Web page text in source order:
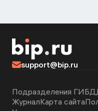
support@bip.ru
Подразделения
ЖурналКарта сайта